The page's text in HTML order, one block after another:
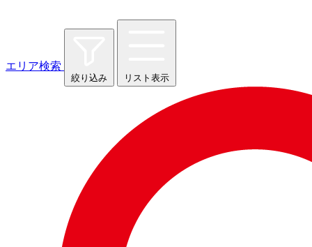
エリア検索
絞り込み リスト表示